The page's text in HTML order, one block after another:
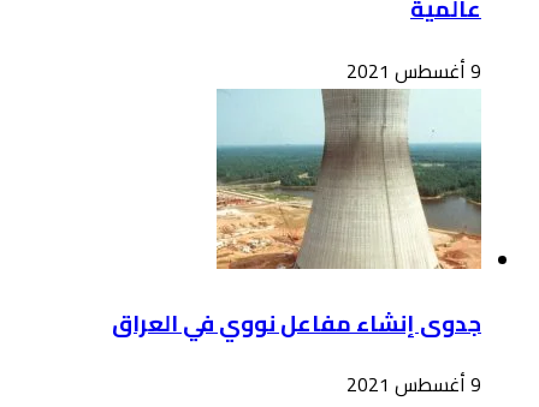
عالمية
9 أغسطس 2021
جدوى إنشاء مفاعل نووي في العراق
9 أغسطس 2021